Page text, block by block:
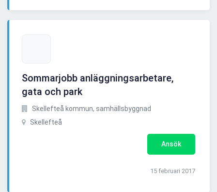
Sommarjobb anläggningsarbetare,
gata och park
Skellefteå kommun, samhällsbyggnad
Skellefteå
Ansök
15 februari 2017